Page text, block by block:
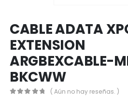
CABLE ADATA
EXTENSION
ARGBEXCABLE-
BKCWW
( Aún no hay reseñas. )